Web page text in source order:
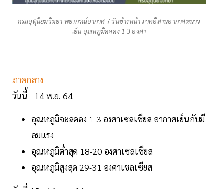
กรมอุตุนิยมวิทยา พยากรณ์อากาศ 7 วันข้างหน้า ภาคอีสานอากาศหนาว
เย็น อุณหภูมิลดลง 1-3 องศา
ภาคกลาง
วันนี้ - 14 พ.ย. 64
อุณหภูมิจะลดลง 1-3 องศาเซลเซียส อากาศเย็นกับมี
ลมแรง
อุณหภูมิต่ำสุด 18-20 องศาเซลเซียส
อุณหภูมิสูงสุด 29-31 องศาเซลเซียส